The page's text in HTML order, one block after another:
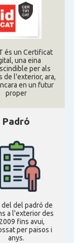
Angeles
a Miami
York City
Francisco
Estats Units
és un Certificat
una eina
per als
de l'exterior, ara,
en un futur
proper
Padró
del del padró de
a l'exterior des
fins avui,
per paisos i
anys.